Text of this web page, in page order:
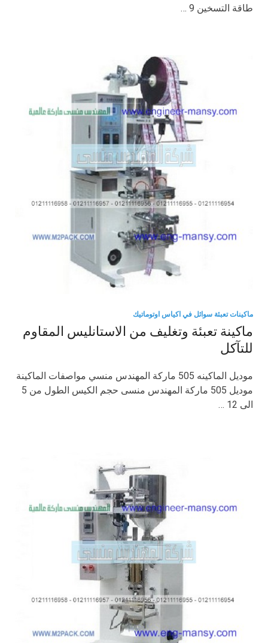
طاقة التسخين 9 …
ماكينات تعبئة سوائل في اكياس اوتوماتيك
ماكينة تعبئة وتغليف من الاستانليس المقاوم
للتآكل
موديل الماكينه 505 ماركة المهندس منسي مواصفات الماكينة
موديل 505 ماركة المهندس منسى حجم الكيس الطول من 5
الى 12 …